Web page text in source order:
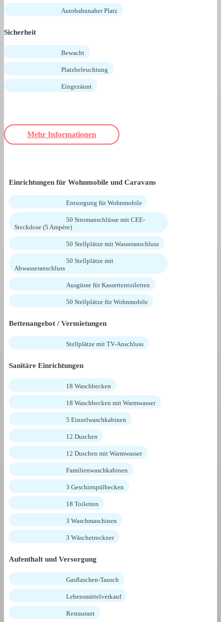
Autobahnnaher Platz
Sicherheit
Bewacht
Platzbeleuchtung
Eingezäunt
Mehr Informationen
Einrichtungen für Wohnmobile und Caravans
Entsorgung für Wohnmobile
50 Stromanschlüsse mit CEE-
Steckdose (5 Ampère)
50 Stellplätze mit Wasseranschluss
50 Stellplätze mit
Abwasseranschluss
Ausgüsse für Kassettentoiletten
50 Stellplätze für Wohnmobile
Bettenangebot / Vermietungen
Stellplätze mit TV-Anschluss
Sanitäre Einrichtungen
18 Waschbecken
18 Waschbecken mit Warmwasser
5 Einzelwaschkabinen
12 Duschen
12 Duschen mit Warmwasser
Familienwaschkabinen
3 Geschirrspülbecken
18 Toiletten
3 Waschmaschinen
3 Wäschetrockner
Aufenthalt und Versorgung
Gasflaschen-Tausch
Lebensmittelverkauf
Restaurant